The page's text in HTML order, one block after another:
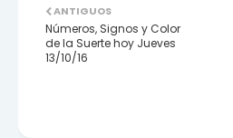
ANTIGUOS
Números, Signos y Color
de la Suerte hoy Jueves
13/10/16